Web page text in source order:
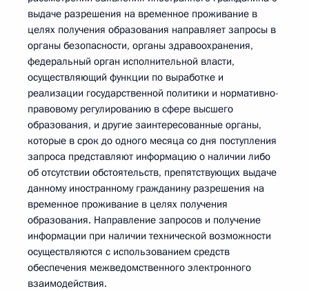
выдаче разрешения на временное проживание в
целях получения образования направляет запросы в
органы безопасности, органы здравоохранения,
федеральный орган исполнительной власти,
осуществляющий функции по выработке и
реализации государственной политики и нормативно-
правовому регулированию в сфере высшего
образования, и другие заинтересованные органы,
которые в срок до одного месяца со дня поступления
запроса представляют информацию о наличии либо
об отсутствии обстоятельств, препятствующих выдаче
данному иностранному гражданину разрешения на
временное проживание в целях получения
образования. Направление запросов и получение
информации при наличии технической возможности
осуществляются с использованием средств
обеспечения межведомственного электронного
взаимодействия.